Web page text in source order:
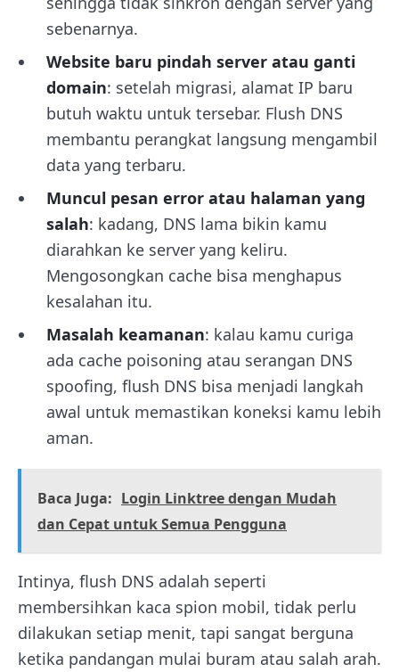
sebenarnya.
Website baru pindah server atau ganti
domain: setelah migrasi, alamat IP baru
butuh waktu untuk tersebar. Flush DNS
membantu perangkat langsung mengambil
data yang terbaru.
Muncul pesan error atau halaman yang
salah: kadang, DNS lama bikin kamu
diarahkan ke server yang keliru.
Mengosongkan cache bisa menghapus
kesalahan itu.
Masalah keamanan: kalau kamu curiga
ada cache poisoning atau serangan DNS
spoofing, flush DNS bisa menjadi langkah
awal untuk memastikan koneksi kamu lebih
aman.
Baca Juga: Login Linktree dengan Mudah
dan Cepat untuk Semua Pengguna
Intinya, flush DNS adalah seperti
membersihkan kaca spion mobil, tidak perlu
dilakukan setiap menit, tapi sangat berguna
ketika pandangan mulai buram atau salah arah.